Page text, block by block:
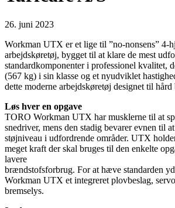
26. juni 2023
Workman UTX er et lige til ”no-nonsens” 4-
arbejdskøretøj, bygget til at klare de mest
standardkomponenter i professionel kvalitet,
(567 kg) i sin klasse og et nyudviklet
dette moderne arbejdskøretøj designet til hård
Løs hver en opgave
TORO Workman UTX har musklerne til at
snedriver, mens den stadig bevarer evnen til
støjniveau i udfordrende områder. UTX
meget kraft der skal bruges til den enkelte
lavere
brændstofsforbrug. For at hæve standarden
Workman UTX et integreret plovbeslag,
bremselys.